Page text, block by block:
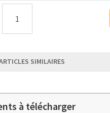
SIMILAIRES
à télécharger